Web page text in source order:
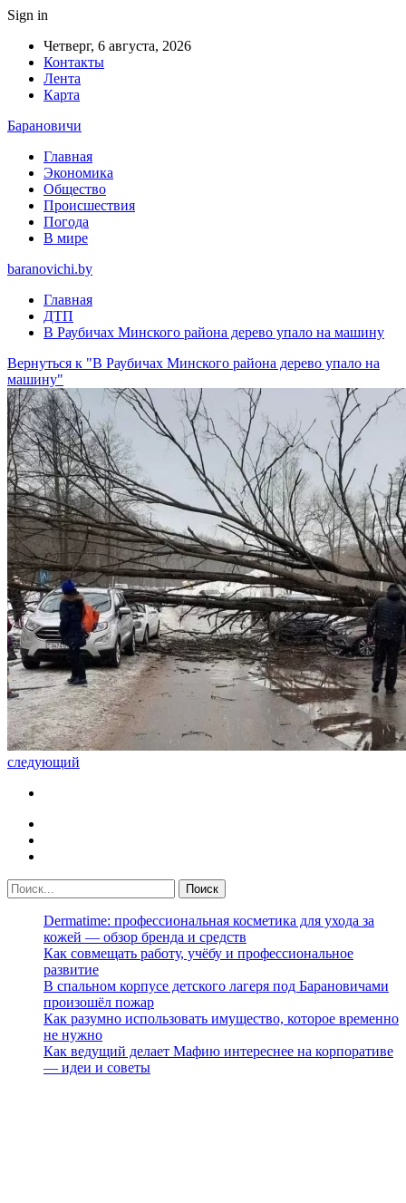
Sign in
Четверг, 6 августа, 2026
Контакты
Лента
Карта
Барановичи
Главная
Экономика
Общество
Происшествия
Погода
В мире
baranovichi.by
Главная
ДТП
В Раубичах Минского района дерево упало на машину
Вернуться к "В Раубичах Минского района дерево упало на
машину"
следующий
Dermatime: профессиональная косметика для ухода за
кожей — обзор бренда и средств
Как совмещать работу, учёбу и профессиональное
развитие
В спальном корпусе детского лагеря под Барановичами
произошёл пожар
Как разумно использовать имущество, которое временно
не нужно
Как ведущий делает Мафию интереснее на корпоративе
— идеи и советы